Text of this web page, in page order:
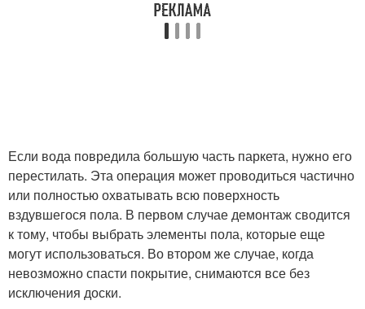
Если вода повредила большую часть паркета, нужно его
перестилать. Эта операция может проводиться частично
или полностью охватывать всю поверхность
вздувшегося пола. В первом случае демонтаж сводится
к тому, чтобы выбрать элементы пола, которые еще
могут использоваться. Во втором же случае, когда
невозможно спасти покрытие, снимаются все без
исключения доски.